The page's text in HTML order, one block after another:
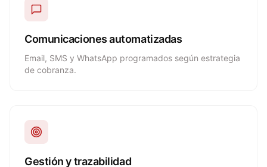
Comunicaciones automatizadas
Email, SMS y WhatsApp programados según estrategia
de cobranza.
Gestión y trazabilidad